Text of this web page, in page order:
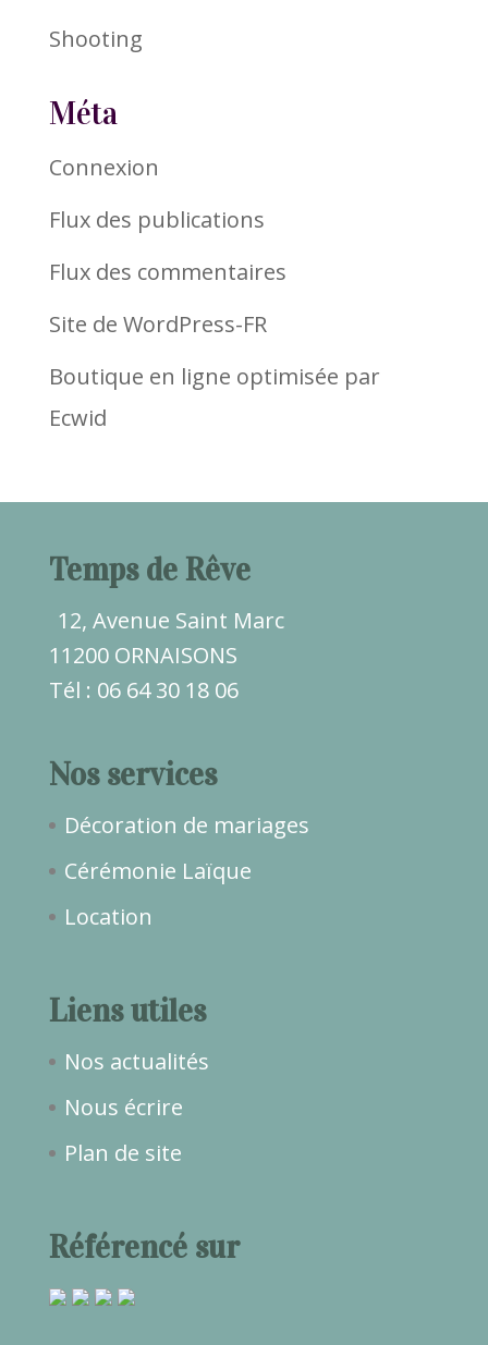
Shooting
Méta
Connexion
Flux des publications
Flux des commentaires
Site de WordPress-FR
Boutique en ligne optimisée par
Ecwid
Temps de Rêve
12, Avenue Saint Marc
11200 ORNAISONS
Tél : 06 64 30 18 06
Nos services
Décoration de mariages
Cérémonie Laïque
Location
Liens utiles
Nos actualités
Nous écrire
Plan de site
Référencé sur